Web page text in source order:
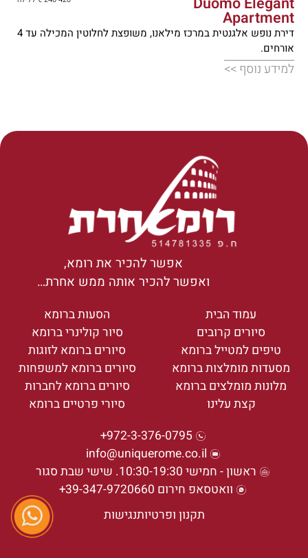
Apartment
דירת נופש אלגנטית במרכז מילאנו, משופצת לחלוטין המכילה עד 4
אורחים.
למידע נוסף >>
אפשר להכיר את רומא,
ואפשר להכיר אותה ממש אחרת…
עמוד הבית
סיורים קרובים
טיפים למטייל ברומא
מסעדות מומלצות ברומא
מלונות מומלצים ברומא
קצת עלינו
הסעות ברומא
סיור קולינרי ברומא
סיורים ברומא לזוגות
סיורים ברומא למשפחות
סיורים ברומא לחברות
סיורי פרטיים ברומא
972-3-376-0795+
info@uniquerome.co.il
ראשון - חמישי 10:30-19:30. שישי שבת סגור
וואטסאפ חירום 39-347-9720660+
תקנון ופרטיותנגישות